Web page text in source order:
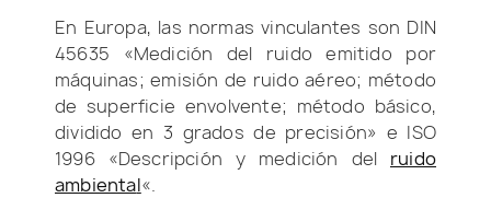
En Europa, las normas vinculantes son DIN
45635 «Medición del ruido emitido por
máquinas; emisión de ruido aéreo; método
de superficie envolvente; método básico,
dividido en 3 grados de precisión» e ISO
1996 «Descripción y medición del ruido
ambiental«.